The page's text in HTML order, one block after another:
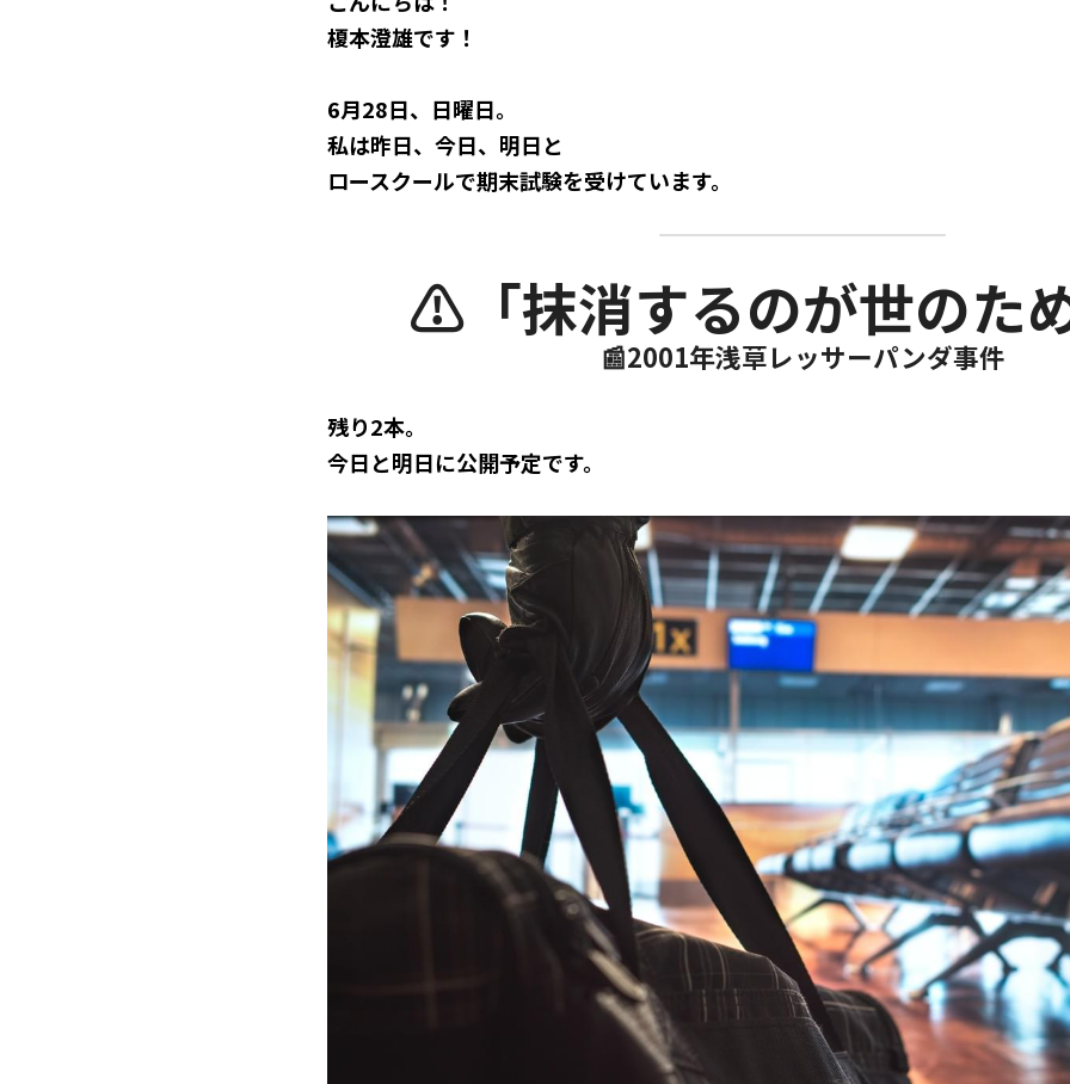
榎本澄雄です！
6月28日、日曜日。
私は昨日、今日、明日と
ロースクールで期末試験を受けています。
⚠️「抹消するのが世のた
📰2001年浅草レッサーパンダ事件​
残り2本。
今日と明日に公開予定です。